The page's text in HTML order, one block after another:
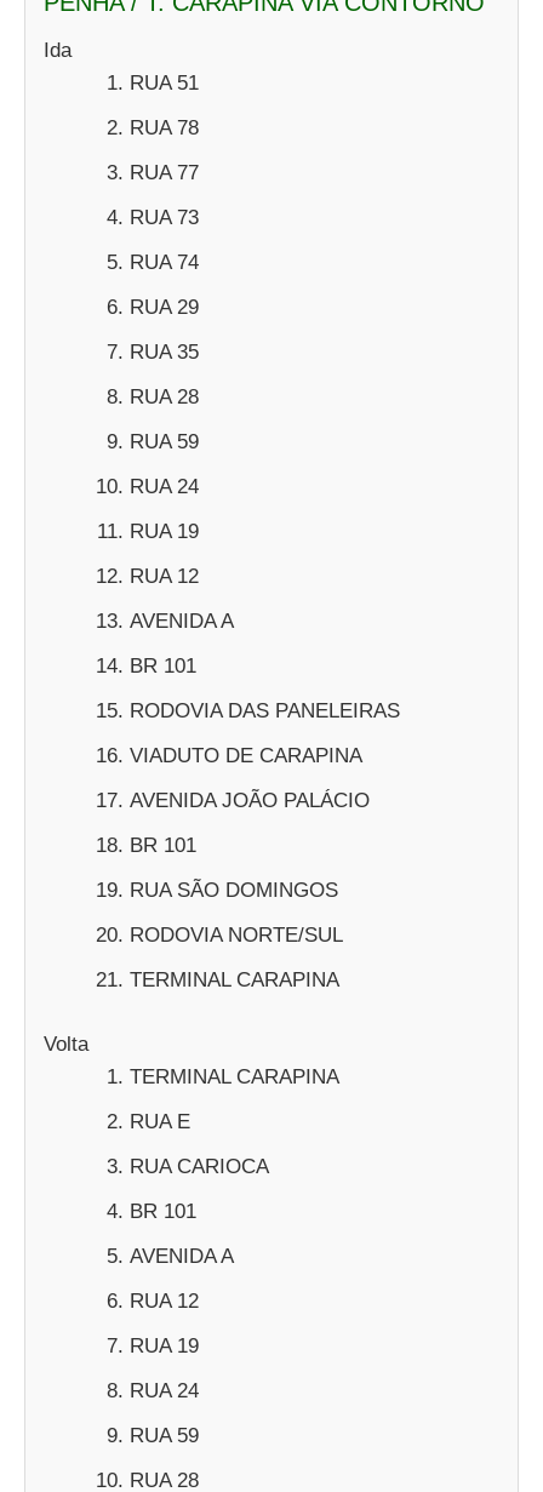
Ida
RUA 51
RUA 78
RUA 77
RUA 73
RUA 74
RUA 29
RUA 35
RUA 28
RUA 59
RUA 24
RUA 19
RUA 12
AVENIDA A
BR 101
RODOVIA DAS PANELEIRAS
VIADUTO DE CARAPINA
AVENIDA JOÃO PALÁCIO
BR 101
RUA SÃO DOMINGOS
RODOVIA NORTE/SUL
TERMINAL CARAPINA
Volta
TERMINAL CARAPINA
RUA E
RUA CARIOCA
BR 101
AVENIDA A
RUA 12
RUA 19
RUA 24
RUA 59
RUA 28